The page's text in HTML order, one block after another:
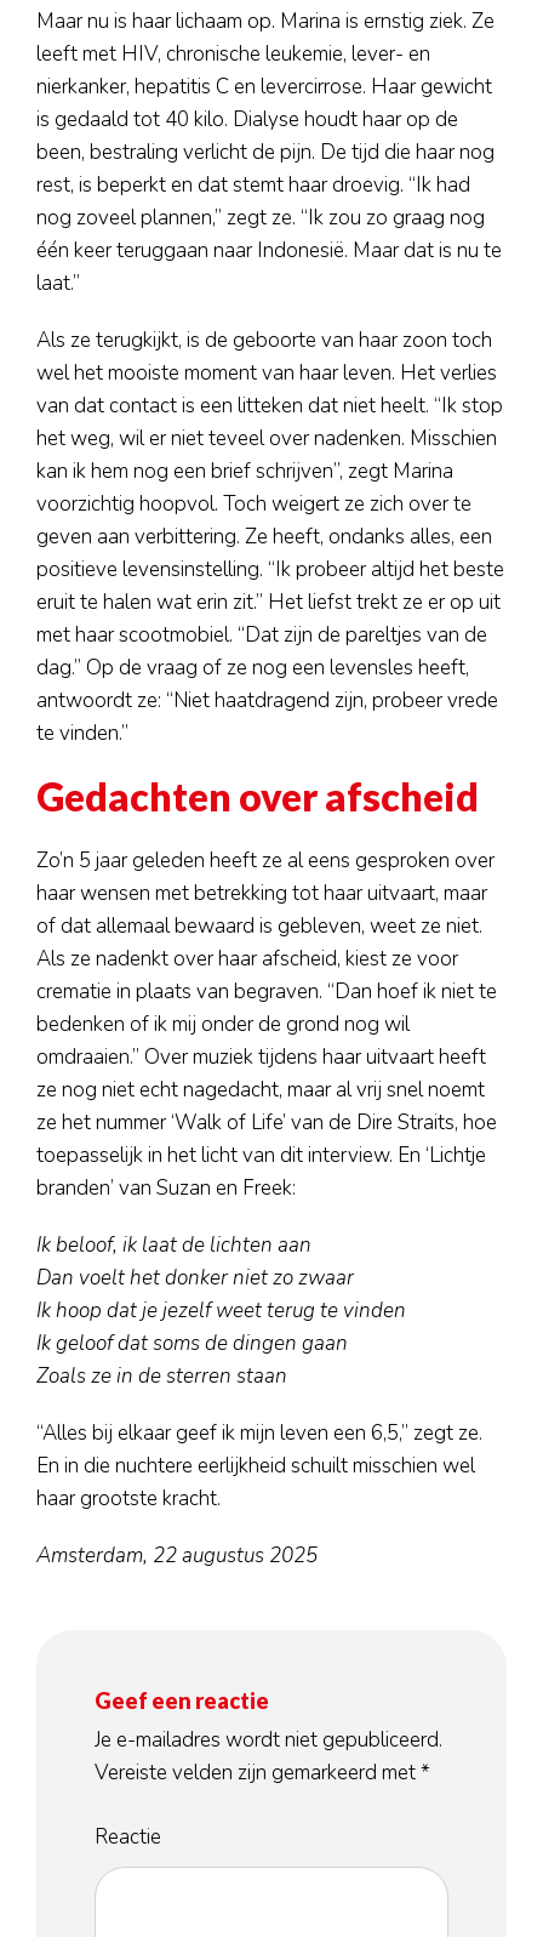
Maar nu is haar lichaam op. Marina is ernstig ziek. Ze
leeft met HIV, chronische leukemie, lever- en
nierkanker, hepatitis C en levercirrose. Haar gewicht
is gedaald tot 40 kilo. Dialyse houdt haar op de
been, bestraling verlicht de pijn. De tijd die haar nog
rest, is beperkt en dat stemt haar droevig. “Ik had
nog zoveel plannen,” zegt ze. “Ik zou zo graag nog
één keer teruggaan naar Indonesië. Maar dat is nu te
laat.”
Als ze terugkijkt, is de geboorte van haar zoon toch
wel het mooiste moment van haar leven. Het verlies
van dat contact is een litteken dat niet heelt. “Ik stop
het weg, wil er niet teveel over nadenken. Misschien
kan ik hem nog een brief schrijven”, zegt Marina
voorzichtig hoopvol. Toch weigert ze zich over te
geven aan verbittering. Ze heeft, ondanks alles, een
positieve levensinstelling. “Ik probeer altijd het beste
eruit te halen wat erin zit.” Het liefst trekt ze er op uit
met haar scootmobiel. “Dat zijn de pareltjes van de
dag.” Op de vraag of ze nog een levensles heeft,
antwoordt ze: “Niet haatdragend zijn, probeer vrede
te vinden.”
Gedachten over afscheid
Zo’n 5 jaar geleden heeft ze al eens gesproken over
haar wensen met betrekking tot haar uitvaart, maar
of dat allemaal bewaard is gebleven, weet ze niet.
Als ze nadenkt over haar afscheid, kiest ze voor
crematie in plaats van begraven. “Dan hoef ik niet te
bedenken of ik mij onder de grond nog wil
omdraaien.” Over muziek tijdens haar uitvaart heeft
ze nog niet echt nagedacht, maar al vrij snel noemt
ze het nummer ‘Walk of Life’ van de Dire Straits, hoe
toepasselijk in het licht van dit interview. En ‘Lichtje
branden’ van Suzan en Freek:
Ik beloof, ik laat de lichten aan
Dan voelt het donker niet zo zwaar
Ik hoop dat je jezelf weet terug te vinden
Ik geloof dat soms de dingen gaan
Zoals ze in de sterren staan
“Alles bij elkaar geef ik mijn leven een 6,5,” zegt ze.
En in die nuchtere eerlijkheid schuilt misschien wel
haar grootste kracht.
Amsterdam, 22 augustus 2025
Geef een reactie
Je e-mailadres wordt niet gepubliceerd.
Vereiste velden zijn gemarkeerd met*
Reactie